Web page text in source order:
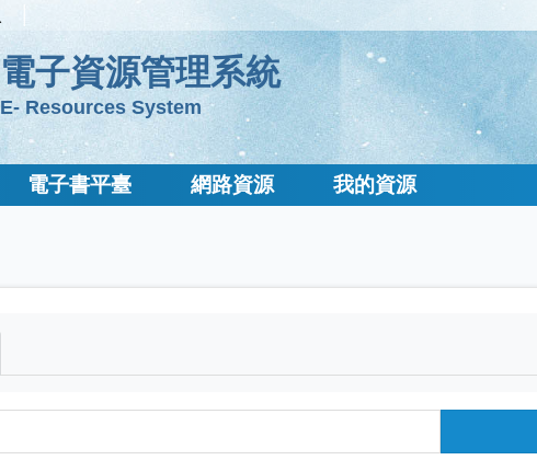
電子資源管理系統
E- Resources System
電子書平臺 網路資源 我的資源